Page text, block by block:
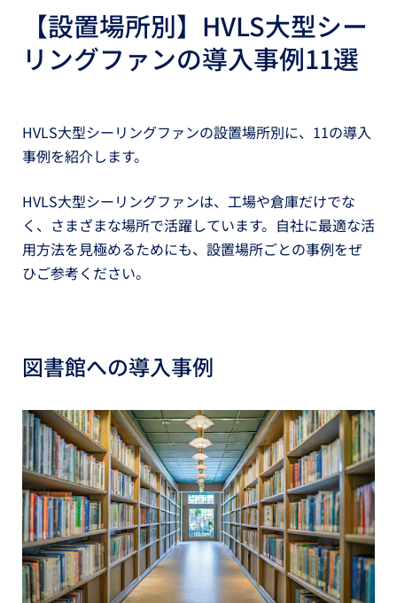
【設置場所別】HVLS大型シー
リングファンの導入事例11選
HVLS大型シーリングファンの設置場所別に、11の導入
事例を紹介します。
HVLS大型シーリングファンは、工場や倉庫だけでな
く、さまざまな場所で活躍しています。自社に最適な活
用方法を見極めるためにも、設置場所ごとの事例をぜ
ひご参考ください。
図書館への導入事例